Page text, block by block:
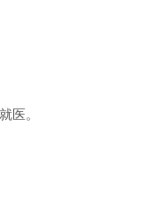
医。